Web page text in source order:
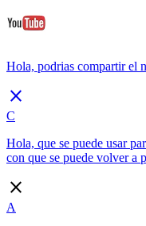
Hola, podrias compartir el
close
C
Hola, que se puede usar
con que se puede volver a
close
A